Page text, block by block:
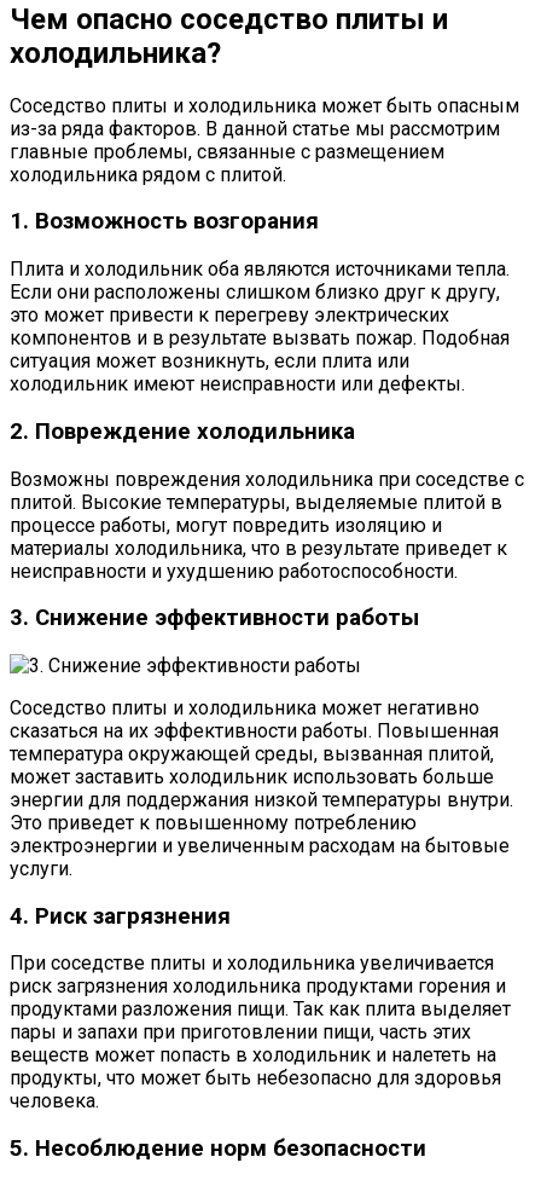
Чем опасно соседство плиты и
холодильника?
Соседство плиты и холодильника может быть опасным
из-за ряда факторов. В данной статье мы рассмотрим
главные проблемы, связанные с размещением
холодильника рядом с плитой.
1. Возможность возгорания
Плита и холодильник оба являются источниками тепла.
Если они расположены слишком близко друг к другу,
это может привести к перегреву электрических
компонентов и в результате вызвать пожар. Подобная
ситуация может возникнуть, если плита или
холодильник имеют неисправности или дефекты.
2. Повреждение холодильника
Возможны повреждения холодильника при соседстве с
плитой. Высокие температуры, выделяемые плитой в
процессе работы, могут повредить изоляцию и
материалы холодильника, что в результате приведет к
неисправности и ухудшению работоспособности.
3. Снижение эффективности работы
Соседство плиты и холодильника может негативно
сказаться на их эффективности работы. Повышенная
температура окружающей среды, вызванная плитой,
может заставить холодильник использовать больше
энергии для поддержания низкой температуры внутри.
Это приведет к повышенному потреблению
электроэнергии и увеличенным расходам на бытовые
услуги.
4. Риск загрязнения
При соседстве плиты и холодильника увеличивается
риск загрязнения холодильника продуктами горения и
продуктами разложения пищи. Так как плита выделяет
пары и запахи при приготовлении пищи, часть этих
веществ может попасть в холодильник и налететь на
продукты, что может быть небезопасно для здоровья
человека.
5. Несоблюдение норм безопасности